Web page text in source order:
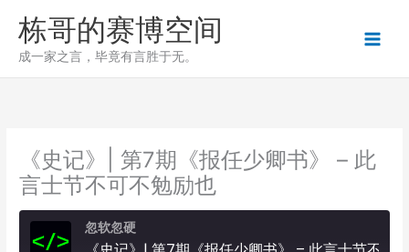
栋哥的赛博空间
成一家之言，毕竟有言胜于无。
《史记》| 第7期《报任少卿书》 – 此
言士节不可不勉励也
忽软忽硬